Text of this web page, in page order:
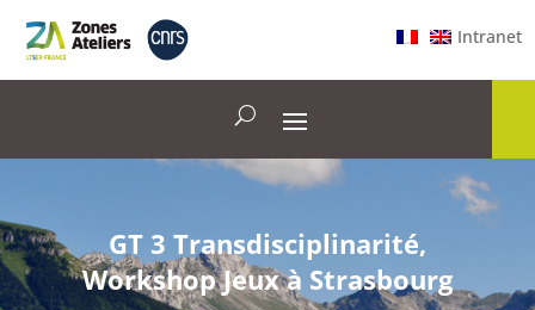
Intranet
GT 3 Transdisciplinarité,
Workshop Jeux à Strasbourg